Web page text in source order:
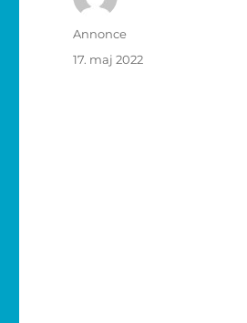
Forfatter
Annonce
Udgivet
17. maj 2022